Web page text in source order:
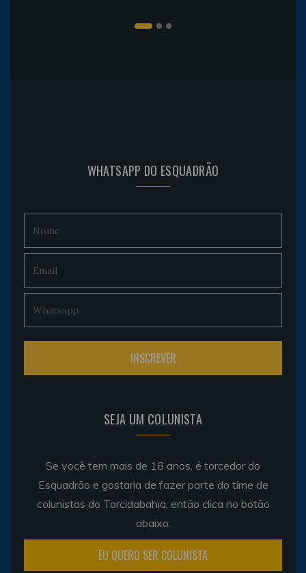
WHATSAPP DO ESQUADRÃO
SEJA UM COLUNISTA
Se você tem mais de 18 anos, é torcedor do
Esquadrão e gostaria de fazer parte do time de
colunistas do Torcidabahia, então clica no botão
abaixo.
EU QUERO SER COLUNISTA